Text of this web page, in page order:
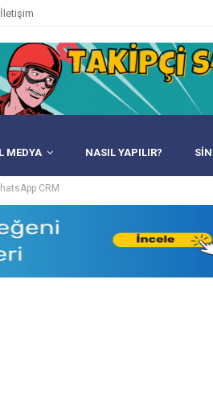
İletişim
MEDYA NASIL YAPILIR?
CRM